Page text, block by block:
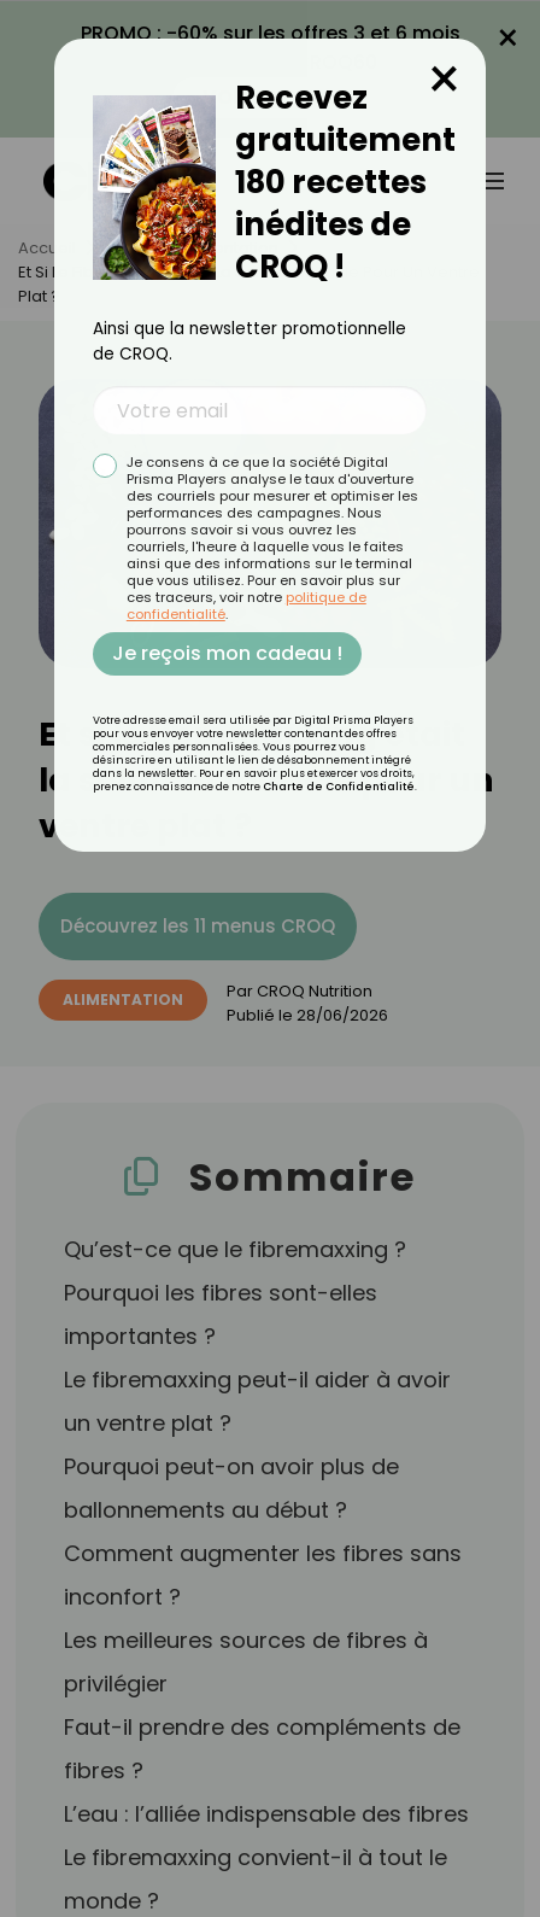
PROMO : -60% sur les offres 3 et 6 mois
VOIR LA PROMO
×
Accueil Actus
Alimentation
Et Si Le Fibremaxxing Était La Solution Miracle Pour Un Ventre
Plat ?
Et si le fibremaxxing était
la solution miracle pour un
ventre plat ?
Découvrez les 11 menus CROQ
ALIMENTATION Par CROQ Nutrition
Publié le 28/06/2026
Sommaire
Qu’est-ce que le fibremaxxing ?
Pourquoi les fibres sont-elles
importantes ?
Le fibremaxxing peut-il aider à avoir
un ventre plat ?
Pourquoi peut-on avoir plus de
ballonnements au début ?
Comment augmenter les fibres sans
inconfort ?
Les meilleures sources de fibres à
privilégier
Faut-il prendre des compléments de
fibres ?
L’eau : l’alliée indispensable des fibres
Le fibremaxxing convient-il à tout le
monde ?
Recevez
gratuitement
180 recettes
inédites de
CROQ !
×
Ainsi que la newsletter promotionnelle
de CROQ.
Je consens à ce que la société Digital
Prisma Players analyse le taux d'ouverture
des courriels pour mesurer et optimiser les
performances des campagnes. Nous
pourrons savoir si vous ouvrez les
courriels, l'heure à laquelle vous le faites
ainsi que des informations sur le terminal
que vous utilisez. Pour en savoir plus sur
ces traceurs, voir notre politique de
confidentialité.
Je reçois mon cadeau !
Votre adresse email sera utilisée par Digital Prisma Players
pour vous envoyer votre newsletter contenant des offres
commerciales personnalisées. Vous pourrez vous
désinscrire en utilisant le lien de désabonnement intégré
dans la newsletter. Pour en savoir plus et exercer vos droits,
prenez connaissance de notre Charte de Confidentialité.